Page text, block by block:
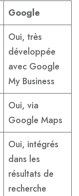
Google
Oui, très
développée
avec Google
My Business
Oui, via
Google Maps
Oui, intégrés
dans les
résultats de
recherche